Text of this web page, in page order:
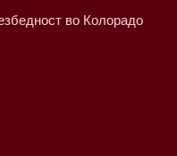
во Колорадо